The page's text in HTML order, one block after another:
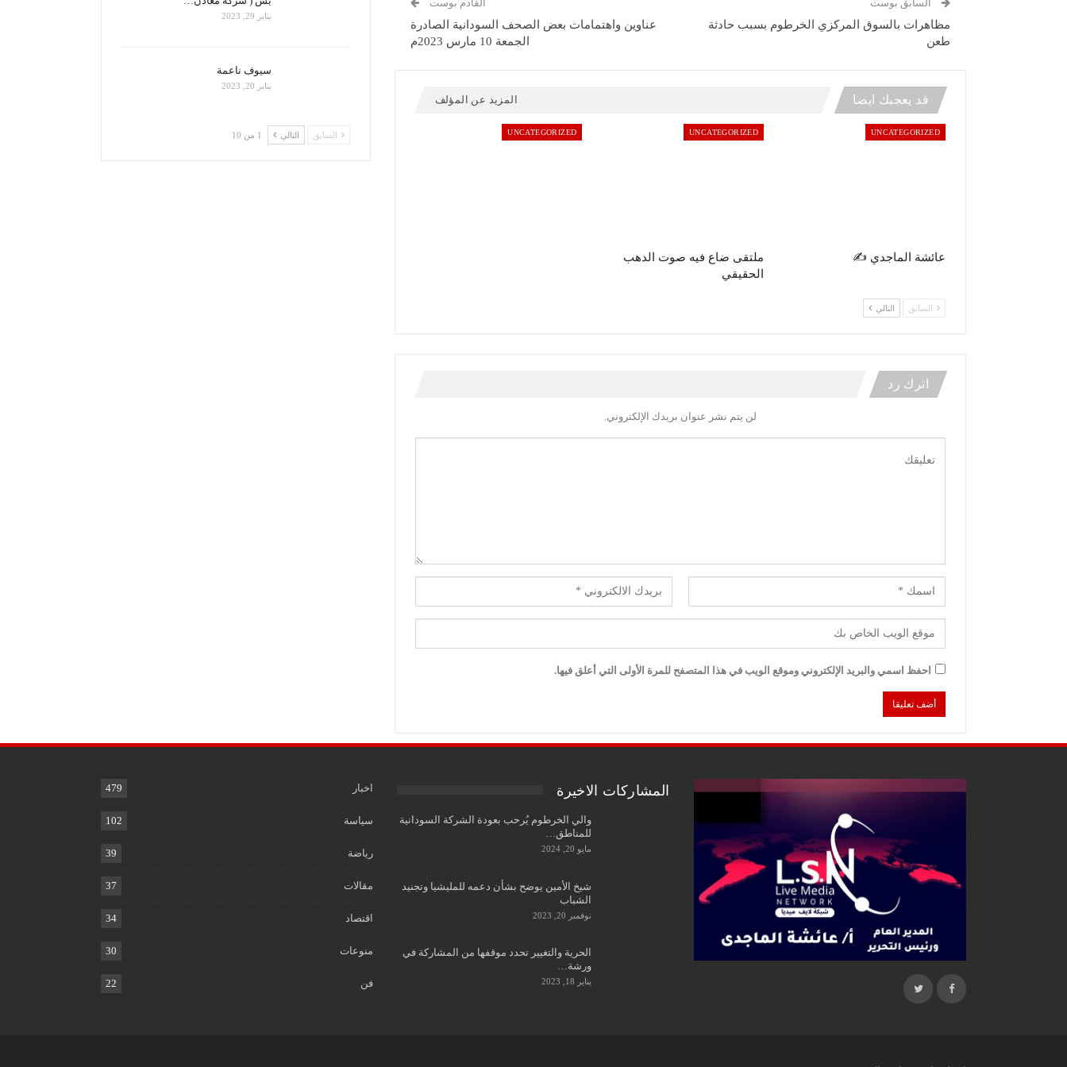
السابق بوست
مظاهرات بالسوق المركزي الخرطوم بسبب حادثة
طعن
القادم بوست
عناوين واهتمامات بعض الصحف السودانية الصادرة
الجمعة 10 مارس 2023م
قد يعجبك ايضا المزيد عن المؤلف
UNCATEGORIZED
عائشة الماجدي ✍️
UNCATEGORIZED
ملتقى ضاع فيه صوت الدهب
الحقيقي
UNCATEGORIZED
السابق التالي
اترك رد
لن يتم نشر عنوان بريدك الإلكتروني.
احفظ اسمي والبريد الإلكتروني وموقع الويب في هذا المتصفح للمرة الأولى التي أعلق فيها.
يناير 29, 2023
سيوف ناعمة
يناير 20, 2023
السابق التالي 1 من 10
المشاركات الاخيرة
والي الخرطوم يُرحب بعودة الشركة السودانية
للمناطق…
مايو 20, 2024
شيخ الأمين يوضح بشأن دعمه للمليشيا وتجنيد
الشباب
نوفمبر 20, 2023
الحرية والتغيير تحدد موقفها من المشاركة في
ورشة…
يناير 18, 2023
اخبار 479
سياسة 102
رياضة 39
مقالات 37
اقتصاد 34
منوعات 30
فن 22